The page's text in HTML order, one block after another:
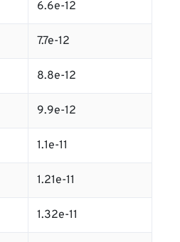
6.6e-12
7.7e-12
8.8e-12
9.9e-12
1.1e-11
1.21e-11
1.32e-11